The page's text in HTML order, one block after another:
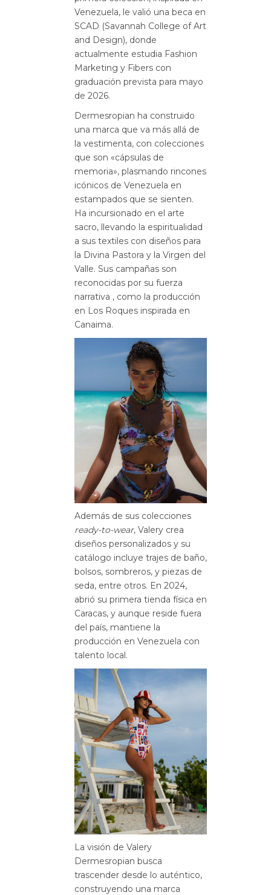
Venezuela, le valió una beca en
SCAD (Savannah College of Art
and Design), donde
actualmente estudia Fashion
Marketing y Fibers con
graduación prevista para mayo
de 2026.
Dermesropian ha construido
una marca que va más allá de
la vestimenta, con colecciones
que son «cápsulas de
memoria», plasmando rincones
icónicos de Venezuela en
estampados que se sienten.
Ha incursionado en el arte
sacro, llevando la espiritualidad
a sus textiles con diseños para
la Divina Pastora y la Virgen del
Valle. Sus campañas son
reconocidas por su fuerza
narrativa , como la producción
en Los Roques inspirada en
Canaima.
Además de sus colecciones
ready-to-wear, Valery crea
diseños personalizados y su
catálogo incluye trajes de baño,
bolsos, sombreros, y piezas de
seda, entre otros. En 2024,
abrió su primera tienda física en
Caracas, y aunque reside fuera
del país, mantiene la
producción en Venezuela con
talento local .
La visión de Valery
Dermesropian busca
trascender desde lo auténtico,
construyendo una marca